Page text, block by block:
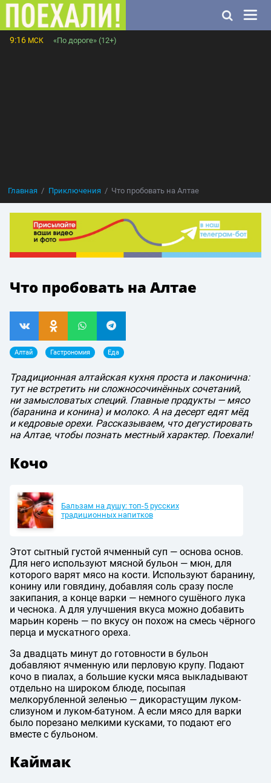
9:16 МСК «По дороге» (12+)
Главная Приключения Что пробовать на Алтае
Что пробовать на Алтае
Алтай Гастрономия Еда
Традиционная алтайская кухня проста и лаконична:
тут не встретить ни сложносочинённых сочетаний,
ни замысловатых специй. Главные продукты — мясо
(баранина и конина) и молоко. А на десерт едят мёд
и кедровые орехи. Рассказываем, что дегустировать
на Алтае, чтобы познать местный характер. Поехали!
Кочо
Бальзам на душу: топ-5 русских
традиционных напитков
Этот сытный густой ячменный суп — основа основ.
Для него используют мясной бульон — мюн, для
которого варят мясо на кости. Используют баранину,
конину или говядину, добавляя соль сразу после
закипания, а конце варки — немного сушёного лука
и чеснока. А для улучшения вкуса можно добавить
марьин корень — по вкусу он похож на смесь чёрного
перца и мускатного ореха.
За двадцать минут до готовности в бульон
добавляют ячменную или перловую крупу. Подают
кочо в пиалах, а большие куски мяса выкладывают
отдельно на широком блюде, посыпая
мелкорубленной зеленью — дикорастущим луком-
слизуном и луком-батуном. А если мясо для варки
было порезано мелкими кусками, то подают его
вместе с бульоном.
Каймак